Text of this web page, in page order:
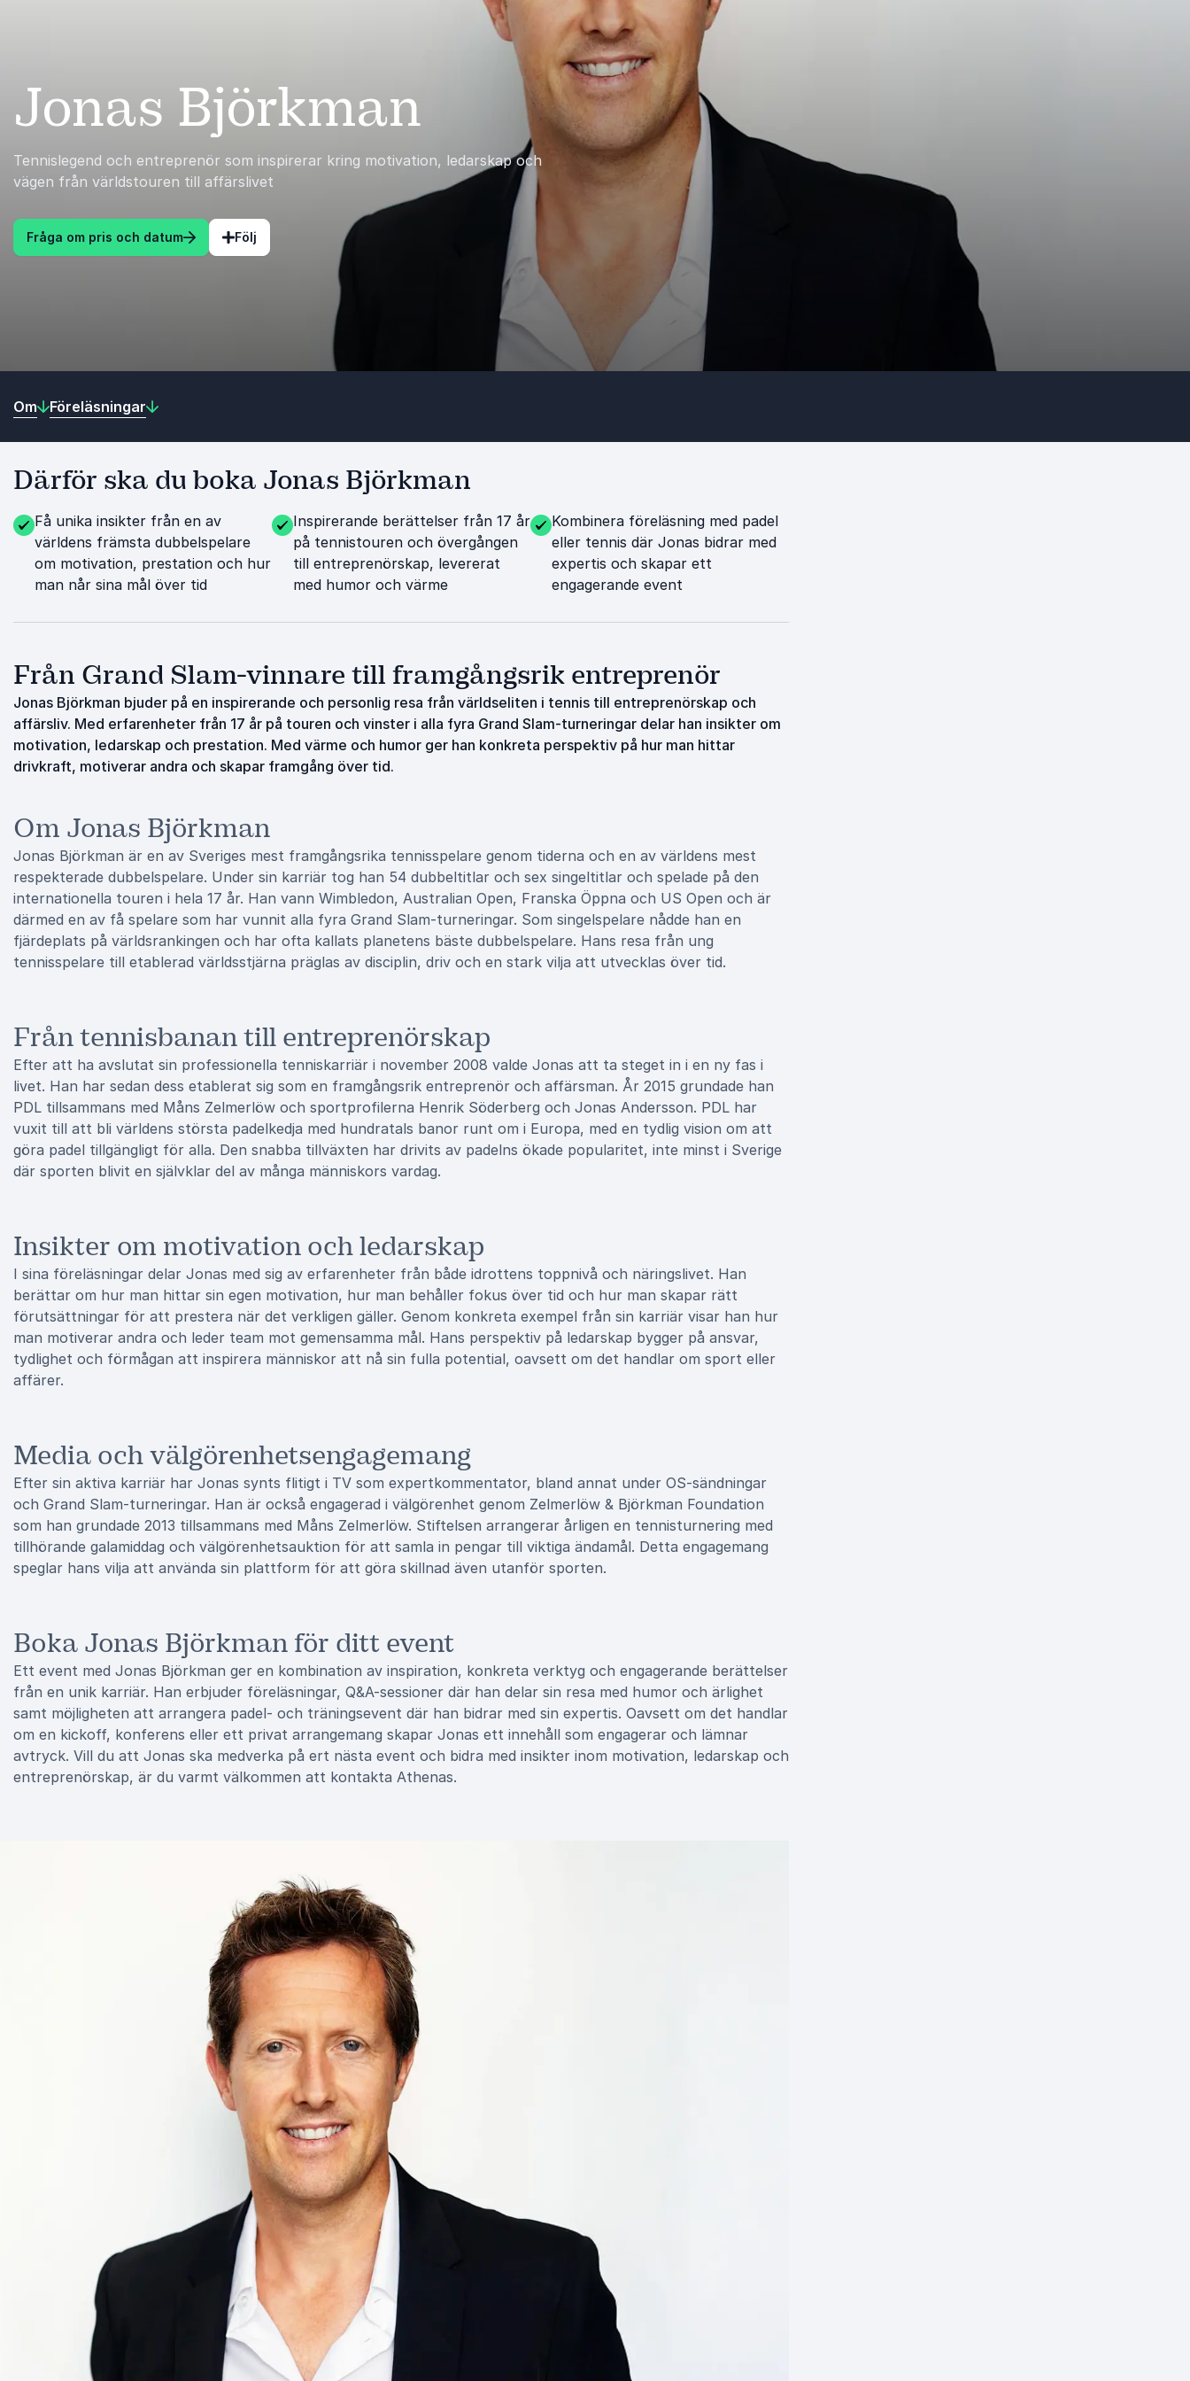
Jonas Björkman
Tennislegend och entreprenör som inspirerar kring motivation, ledarskap och
vägen från världstouren till affärslivet
Fråga om pris och datum Följ Skicka förfrågan
031 38 37 000
Om Föreläsningar
Därför ska du boka Jonas Björkman
Få unika insikter från en av
världens främsta dubbelspelare
om motivation, prestation och hur
man når sina mål över tid
Inspirerande berättelser från 17 år
på tennistouren och övergången
till entreprenörskap, levererat
med humor och värme
Kombinera föreläsning med padel
eller tennis där Jonas bidrar med
expertis och skapar ett
engagerande event
Från Grand Slam-vinnare till framgångsrik entreprenör
Jonas Björkman bjuder på en inspirerande och personlig resa från världseliten i tennis till entreprenörskap och
affärsliv. Med erfarenheter från 17 år på touren och vinster i alla fyra Grand Slam-turneringar delar han insikter om
motivation, ledarskap och prestation. Med värme och humor ger han konkreta perspektiv på hur man hittar
drivkraft, motiverar andra och skapar framgång över tid.
Om Jonas Björkman
Jonas Björkman är en av Sveriges mest framgångsrika tennisspelare genom tiderna och en av världens mest
respekterade dubbelspelare. Under sin karriär tog han 54 dubbeltitlar och sex singeltitlar och spelade på den
internationella touren i hela 17 år. Han vann Wimbledon, Australian Open, Franska Öppna och US Open och är
därmed en av få spelare som har vunnit alla fyra Grand Slam-turneringar. Som singelspelare nådde han en
fjärdeplats på världsrankingen och har ofta kallats planetens bäste dubbelspelare. Hans resa från ung
tennisspelare till etablerad världsstjärna präglas av disciplin, driv och en stark vilja att utvecklas över tid.
Från tennisbanan till entreprenörskap
Efter att ha avslutat sin professionella tenniskarriär i november 2008 valde Jonas att ta steget in i en ny fas i
livet. Han har sedan dess etablerat sig som en framgångsrik entreprenör och affärsman. År 2015 grundade han
PDL tillsammans med Måns Zelmerlöw och sportprofilerna Henrik Söderberg och Jonas Andersson. PDL har
vuxit till att bli världens största padelkedja med hundratals banor runt om i Europa, med en tydlig vision om att
göra padel tillgängligt för alla. Den snabba tillväxten har drivits av padelns ökade popularitet, inte minst i Sverige
där sporten blivit en självklar del av många människors vardag.
Insikter om motivation och ledarskap
I sina föreläsningar delar Jonas med sig av erfarenheter från både idrottens toppnivå och näringslivet. Han
berättar om hur man hittar sin egen motivation, hur man behåller fokus över tid och hur man skapar rätt
förutsättningar för att prestera när det verkligen gäller. Genom konkreta exempel från sin karriär visar han hur
man motiverar andra och leder team mot gemensamma mål. Hans perspektiv på ledarskap bygger på ansvar,
tydlighet och förmågan att inspirera människor att nå sin fulla potential, oavsett om det handlar om sport eller
affärer.
Media och välgörenhetsengagemang
Efter sin aktiva karriär har Jonas synts flitigt i TV som expertkommentator, bland annat under OS-sändningar
och Grand Slam-turneringar. Han är också engagerad i välgörenhet genom Zelmerlöw & Björkman Foundation
som han grundade 2013 tillsammans med Måns Zelmerlöw. Stiftelsen arrangerar årligen en tennisturnering med
tillhörande galamiddag och välgörenhetsauktion för att samla in pengar till viktiga ändamål. Detta engagemang
speglar hans vilja att använda sin plattform för att göra skillnad även utanför sporten.
Boka Jonas Björkman för ditt event
Ett event med Jonas Björkman ger en kombination av inspiration, konkreta verktyg och engagerande berättelser
från en unik karriär. Han erbjuder föreläsningar, Q&A-sessioner där han delar sin resa med humor och ärlighet
samt möjligheten att arrangera padel- och träningsevent där han bidrar med sin expertis. Oavsett om det handlar
om en kickoff, konferens eller ett privat arrangemang skapar Jonas ett innehåll som engagerar och lämnar
avtryck. Vill du att Jonas ska medverka på ert nästa event och bidra med insikter inom motivation, ledarskap och
entreprenörskap, är du varmt välkommen att kontakta Athenas.